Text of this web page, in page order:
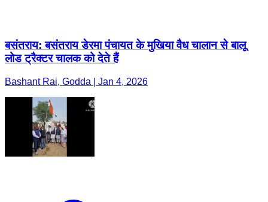
बसंतराय: बसंतराय डेरमा पंचायत के मुखिया वैध चालान से बालू
लोड ट्रैक्टर चालक को देते हैं
Bashant Rai, Godda | Jan 4, 2026